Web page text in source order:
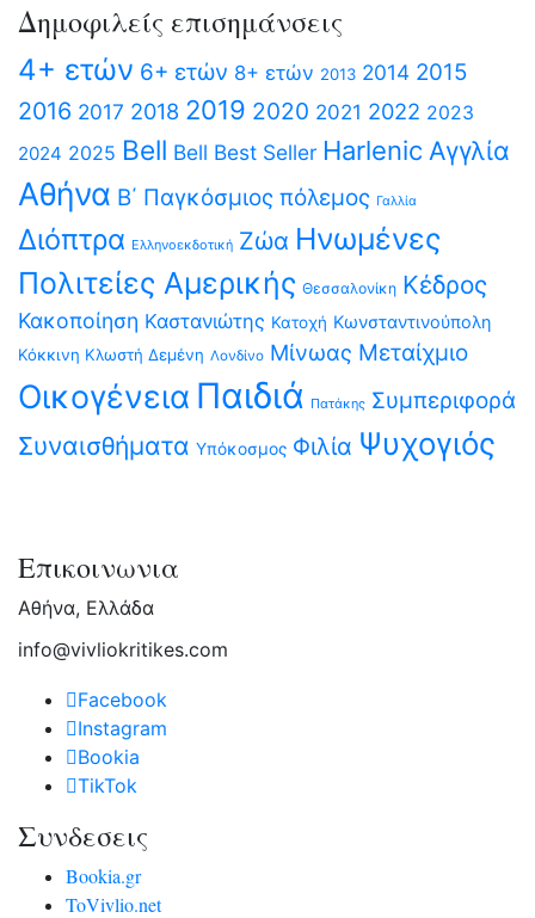
Δημοφιλείς επισημάνσεις
4+ ετών 6+ ετών 8+ ετών 2013 2014 2015
2016 2017 2018 2019 2020 2021 2022 2023
2024 2025 Bell Bell Best Seller Harlenic Αγγλία
Αθήνα Β΄ Παγκόσμιος πόλεμος Γαλλία
Διόπτρα Ελληνοεκδοτική Ζώα Ηνωμένες
Πολιτείες Αμερικής Θεσσαλονίκη Κέδρος
Κακοποίηση Καστανιώτης Κατοχή Κωνσταντινούπολη
Κόκκινη Κλωστή Δεμένη Λονδίνο Μίνωας Μεταίχμιο
Οικογένεια Παιδιά Πατάκης Συμπεριφορά
Συναισθήματα Υπόκοσμος Φιλία Ψυχογιός
Επικοινωνια
Αθήνα, Ελλάδα
info@vivliokritikes.com
Facebook
Instagram
Bookia
TikTok
Συνδεσεις
Bookia.gr
ToVivlio.net